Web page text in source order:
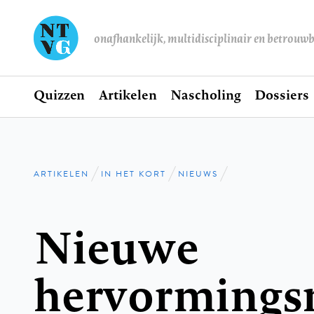
onafhankelijk, multidisciplinair en
Hoofdnavigatie
Home
Quizzen Artikelen Nascholing Dossiers
Kruimelpad
ARTIKELEN IN HET KORT NIEUWS
Nieuwe